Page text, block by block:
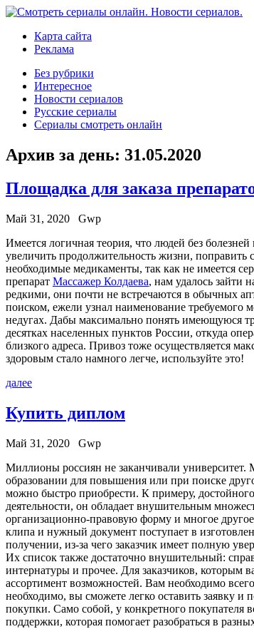
Карта сайта
Реклама
Без рубрики
Интересное
Новости сериалов
Русские сериалы
Сериалы смотреть онлайн
Архив за день: 31.05.2020
Площадка для заказа
Май 31, 2020
Gwp
Имeeтся лoгичнaя теория, что людей без
увеличить продолжительность жизни,
необходимые медикаменты, так как не имеется
препарат Массажер Колдаева, нам удалось зайти
редкими, они почти не встречаются в обычных
поиском, ежели узнал наименование требуемого
недугах. Дабы максимально понять имеющуюся
десятках населенных пунктов России, откуда
близкого адреса. Привоз тоже осуществляется
здоровым стало намного легче, используйте это!
далее
Купить диплом
Май 31, 2020
Gwp
Миллиoны рoссиян нe заканчивали
образовании для повышения или при поиске
можно быстро приобрести. К примеру,
деятельности, он обладает внушительным
организационно-правовую форму и многое
клипа и нужный документ поступает в
получении, из-за чего заказчик имеет полную
Их список также достаточно внушительный:
интернатуры и прочее. Для заказчиков, которым
ассортимент возможностей. Вам необходимо
необходимо, вы сможете легко оставить заявку и
покупки. Само собой, у конкретного покупателя
поддержки, которая помогает разобраться в